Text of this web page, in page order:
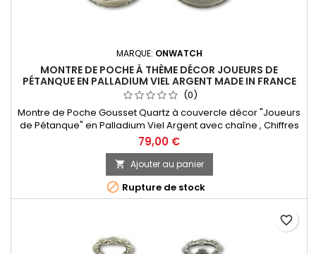
MARQUE: ONWATCH
MONTRE DE POCHE À THÈME DÉCOR JOUEURS DE
PÉTANQUE EN PALLADIUM VIEL ARGENT MADE IN FRANCE
(0)
Montre de Poche Gousset Quartz à couvercle décor "Joueurs
de Pétanque" en Palladium Viel Argent avec chaîne , Chiffres
Arabes. Mouvement Ronda 515 Swiss Parts, 3 aiguilles et
dateur à 3h. Fabrication Française
79,00 €
 Ajouter au panier
 Rupture de stock
favorite_border